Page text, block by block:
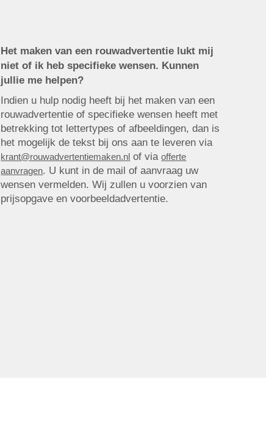
Het maken van een rouwadvertentie lukt mij
niet of ik heb specifieke wensen. Kunnen
jullie me helpen?
Indien u hulp nodig heeft bij het maken van een
rouwadvertentie of specifieke wensen heeft met
betrekking tot lettertypes of afbeeldingen, dan is
het mogelijk de tekst bij ons aan te leveren via
krant@rouwadvertentiemaken.nl of viaofferte
aanvragen. U kunt in de mail of aanvraag uw
wensen vermelden. Wij zullen u voorzien van
prijsopgave en voorbeeldadvertentie.